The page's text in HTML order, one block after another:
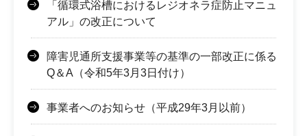
「循環式浴槽におけるレジオネラ症防止マニュ
アル」の改正について
障害児通所支援事業等の基準の一部改正に係る
Q＆A（令和5年3月3日付け）
事業者へのお知らせ（平成29年3月以前）